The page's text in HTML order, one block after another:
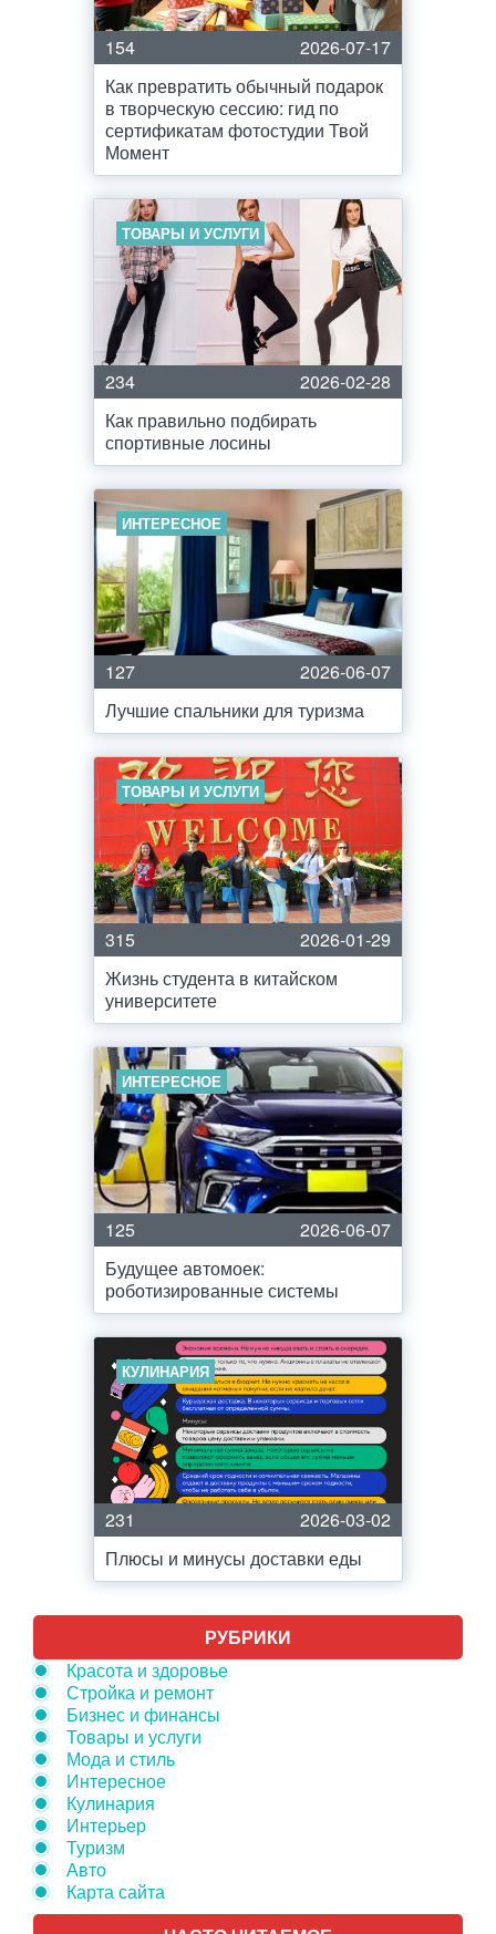
154
2026-07-17
Как превратить обычный подарок
в творческую сессию: гид по
сертификатам фотостудии Твой
Момент
ТОВАРЫ И УСЛУГИ
234
2026-02-28
Как правильно подбирать
спортивные лосины
ИНТЕРЕСНОЕ
127
2026-06-07
Лучшие спальники для туризма
ТОВАРЫ И УСЛУГИ
315
2026-01-29
Жизнь студента в китайском
университете
ИНТЕРЕСНОЕ
125
2026-06-07
Будущее автомоек:
роботизированные системы
КУЛИНАРИЯ
231
2026-03-02
Плюсы и минусы доставки еды
РУБРИКИ
Красота и здоровье
Стройка и ремонт
Бизнес и финансы
Товары и услуги
Мода и стиль
Интересное
Кулинария
Интерьер
Туризм
Авто
Карта сайта